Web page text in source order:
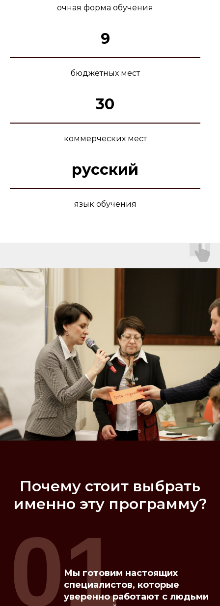
очная форма обучения
9
бюджетных мест
30
коммерческих мест
русский
язык обучения
Почему стоит выбрать
именно эту программу?
Мы готовим настоящих
специалистов, которые
уверенно работают с людьми
01